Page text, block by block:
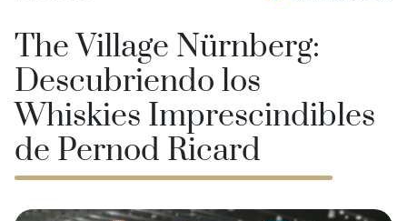
The Village Nürnberg:
Descubriendo los
Whiskies Imprescindibles
de Pernod Ricard